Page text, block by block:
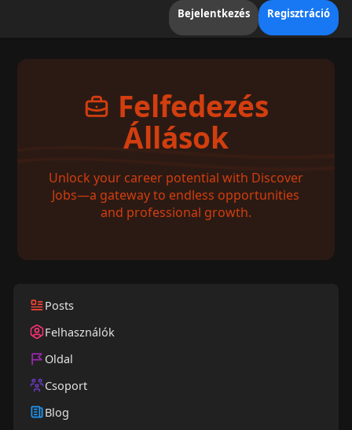
Bejelentkezés Regisztráció
Felfedezés
Állások
Unlock your career potential with Discover
Jobs—a gateway to endless opportunities
and professional growth.
Posts
Felhasználók
Oldal
Csoport
Blog